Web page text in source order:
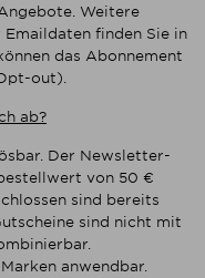
Weitere
finden Sie in
das Abonnement
out).
ab?
Der Newsletter-
von 50 €
sind bereits
sind nicht mit
anwendbar.